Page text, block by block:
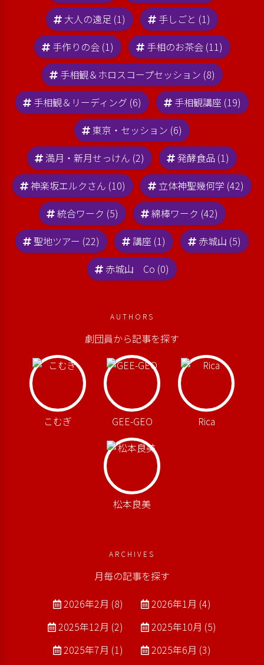
大人の遠足 (1)
手しごと (1)
手作りの会 (1)
手相のお茶会 (11)
手相観＆ホロスコープセッション (8)
手相観＆リーディング (6)
手相観講座 (19)
東京・セッション (6)
満月・新月せっけん (2)
発酵食品 (1)
神楽坂エルクさん (10)
立体神聖幾何学 (42)
統合ワーク (5)
綿棒ワーク (42)
聖地ツアー (22)
講座 (1)
赤城山 (5)
赤城山 Co (0)
AUTHORS
劇団員から記事を探す
こむぎ GEE-GEO Rica
松本良美
ARCHIVES
月毎の記事を探す
2026年2月 (8)
2026年1月 (4)
2025年12月 (2)
2025年10月 (5)
2025年7月 (1)
2025年6月 (3)